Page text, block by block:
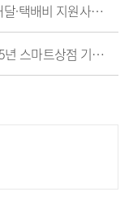
[중소벤처기업부]소상공인 배달·택배비 지원사업 홍보(연매출 기준 변경)
[소상공인시장진흥공단]2025년 스마트상점 기술보급사업 공고 안내(일반·배리어프리·SaaS)